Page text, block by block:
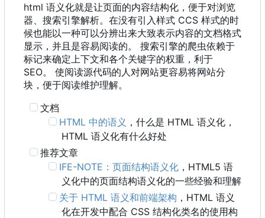
html 语义化就是让页面的内容结构化，便于对浏览
器、搜索引擎解析。在没有引入样式 CCS 样式的时
候也能以一种可以分辨出来大致表示内容的文档格式
显示，并且是容易阅读的。 搜索引擎的爬虫依赖于
标记来确定上下文和各个关键字的权重，利于
SEO。 使阅读源代码的人对网站更容易将网站分
块，便于阅读维护理解。
文档
HTML 中的语义 ，什么是 HTML 语义化 ，
HTML 语义化有什么好处
推荐文章
IFE-NOTE ：页面结构语义化 ， HTML5 语
义化中的页面结构语义化的一些经验和理解
关于 HTML 语义和前端架构 ， HTML 语义
化在开发中配合 CSS 结构化类名的使用构